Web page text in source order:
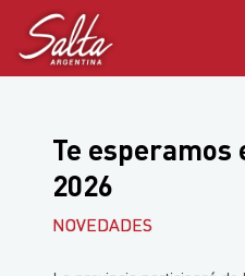
Saltar
contenido
Te esperamos
2026
NOVEDADES